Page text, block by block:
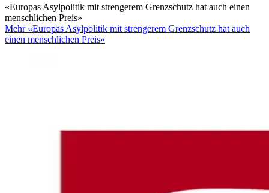
«Europas Asylpolitik mit strengerem Grenzschutz hat auch einen
menschlichen Preis»
Mehr «Europas Asylpolitik mit strengerem Grenzschutz hat auch
einen menschlichen Preis»